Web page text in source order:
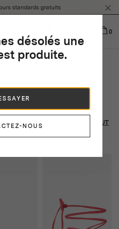
standards gratuits
0
désolés une
produite.
NOUS
VOIR TOUT